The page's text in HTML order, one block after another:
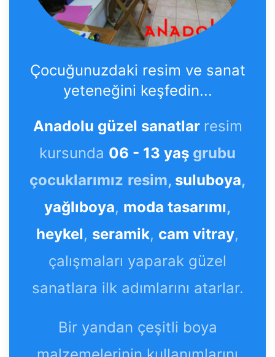
Çocuğunuzdaki resim ve sanat
yeteneğini keşfedin...
Anadolu güzel sanatlar resim
kursunda 06 - 13 yaş grubu
çocuklarımız resim, suluboya,
yağlıboya, moda tasarımı,
heykel, seramik, cam vitray,
çalışmaları yaparak güzel
sanatlara ilk adımlarını atarlar.
Bir yandan çeşitli boya